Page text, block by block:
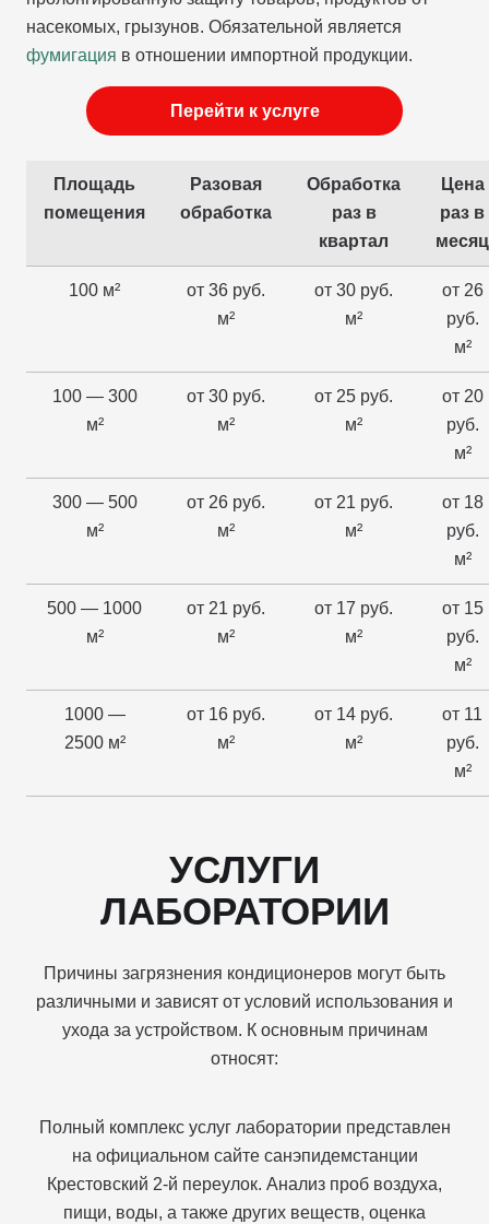
насекомых, грызунов. Обязательной является
фумигация в отношении импортной продукции.
Перейти к услуге
Площадь
помещения
Разовая
обработка
Обработка
раз в
квартал
Цена
раз в
месяц
100 м²
от 36 руб.
м²
от 30 руб.
м²
от 26
руб.
м²
100 — 300
м²
от 30 руб.
м²
от 25 руб.
м²
от 20
руб.
м²
300 — 500
м²
от 26 руб.
м²
от 21 руб.
м²
от 18
руб.
м²
500 — 1000
м²
от 21 руб.
м²
от 17 руб.
м²
от 15
руб.
м²
1000 —
2500 м²
от 16 руб.
м²
от 14 руб.
м²
от 11
руб.
м²
УСЛУГИ
ЛАБОРАТОРИИ
Причины загрязнения кондиционеров могут быть
различными и зависят от условий использования и
ухода за устройством. К основным причинам
относят:
Полный комплекс услуг лаборатории представлен
на официальном сайте санэпидемстанции
Крестовский 2-й переулок. Анализ проб воздуха,
пищи, воды, а также других веществ, оценка